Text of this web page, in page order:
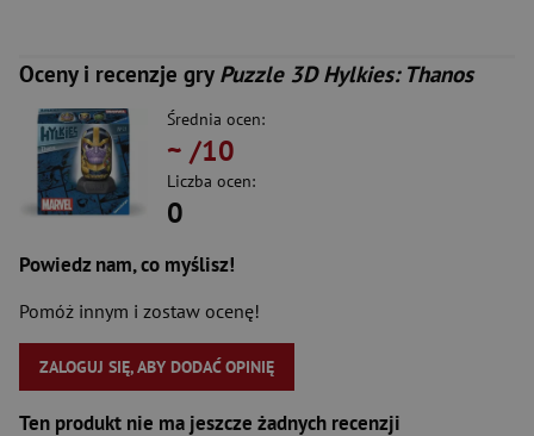
Oceny i recenzje gry Puzzle 3D Hylkies: Thanos
Średnia ocen:
~ /10
Liczba ocen:
0
Powiedz nam, co myślisz!
Pomóż innym i zostaw ocenę!
ZALOGUJ SIĘ, ABY DODAĆ OPINIĘ
Ten produkt nie ma jeszcze żadnych recenzji